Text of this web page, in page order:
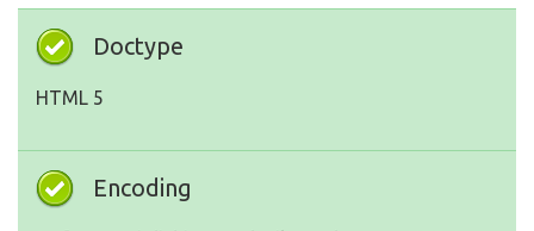
Doctype
HTML 5
Encoding